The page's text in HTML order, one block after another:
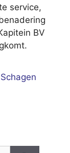
service,
BV
Schagen